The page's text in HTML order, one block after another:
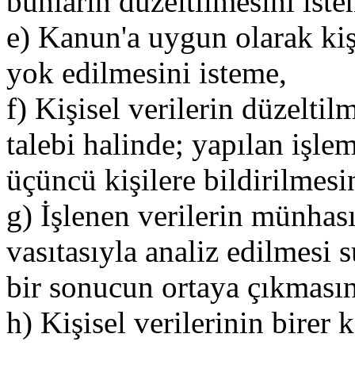
e) Kanun'a uygun olarak
yok edilmesini isteme,
f) Kişisel verilerin
talebi halinde; yapılan
üçüncü kişilere
g) İşlenen verilerin
vasıtasıyla analiz
bir sonucun ortaya
h) Kişisel verilerinin birer